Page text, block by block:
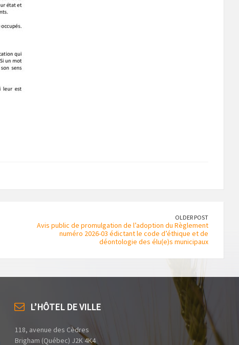
OLDER POST
Avis public de promulgation de l’adoption du Règlement
numéro 2026-03 édictant le code d’éthique et de
déontologie des élu(e)s municipaux
L’HÔTEL DE VILLE
118, avenue des Cèdres
Brigham (Québec) J2K 4K4